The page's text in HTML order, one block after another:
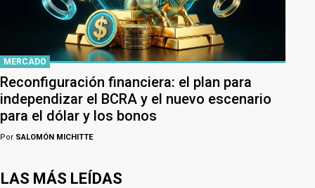
MERCADO
Reconfiguración financiera: el plan para
independizar el BCRA y el nuevo escenario
para el dólar y los bonos
Por SALOMÓN MICHITTE
LAS MÁS LEÍDAS